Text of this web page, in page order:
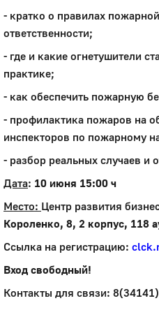
- кратко о правилах
ответственности;
- где и какие огнетушители
практике;
- как обеспечить пожарную
- профилактика пожаров на
инспекторов по пожарному
- разбор реальных случаев и
Дата: 10 июня 15:00 ч
Место: Центр развития
Короленко, 8, 2 корпус, 118
Ссылка на регистрацию:
Вход свободный!
Контакты для связи: